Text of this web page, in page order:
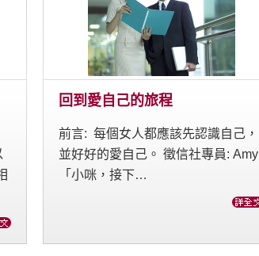
回到愛自己的旅程
前言: 每個女人都應該先認識自己，
並好好的愛自己。 徵信社專員: Amy
「小咪，接下…